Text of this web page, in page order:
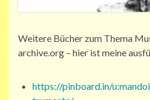
Weitere Bücher zum Thema
archive.org – hier ist meine
https://pinboard.in/